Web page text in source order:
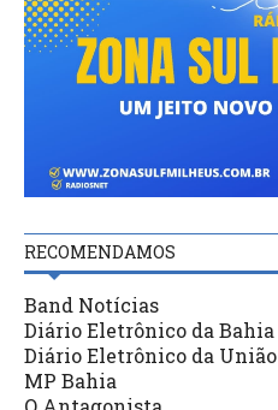
RECOMENDAMOS
Band Notícias
Diário Eletrônico da Bahia
Diário Eletrônico da União
MP Bahia